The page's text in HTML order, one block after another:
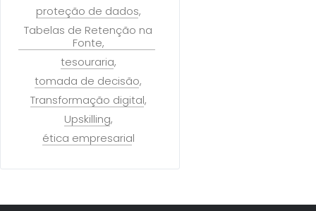
proteção de dados
Tabelas de Retenção na
Fonte
tesouraria
tomada de decisão
Transformação digital
Upskilling
ética empresarial